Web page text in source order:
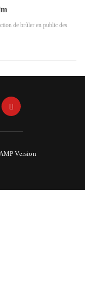
de brûler en public des
Version